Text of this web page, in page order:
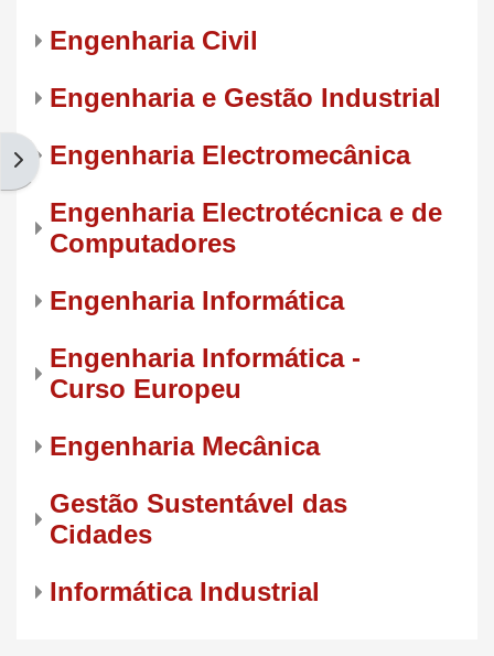
Open block drawer
Engenharia Civil
Engenharia e Gestão Industrial
Engenharia Electromecânica
Engenharia Electrotécnica e de
Computadores
Engenharia Informática
Engenharia Informática -
Curso Europeu
Engenharia Mecânica
Gestão Sustentável das
Cidades
Informática Industrial